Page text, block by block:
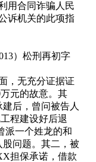
用合同诈骗人民
诉机关的此项指
）松刑再初字
，无充分证据证
元的故意。其
后，曾问被告人
程建设好后退
派一个姓龙的和
问题。其二，被
担保承诺，借款